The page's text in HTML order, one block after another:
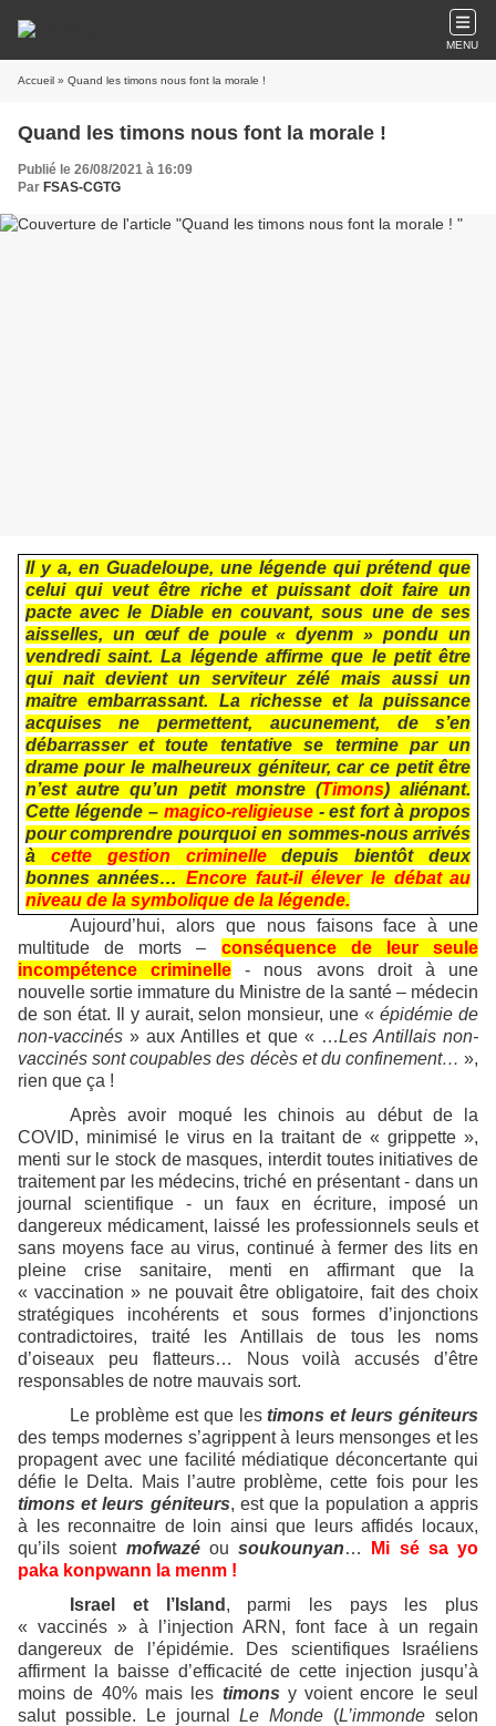
MENU
Accueil » Quand les timons nous font la morale !
Quand les timons nous font la morale !
Publié le 26/08/2021 à 16:09
Par FSAS-CGTG
Il y a, en Guadeloupe, une légende qui prétend que
celui qui veut être riche et puissant doit faire un
pacte avec le Diable en couvant, sous une de ses
aisselles, un œuf de poule « dyenm » pondu un
vendredi saint. La légende affirme que le petit être
qui nait devient un serviteur zélé mais aussi un
maitre embarrassant. La richesse et la puissance
acquises ne permettent, aucunement, de s’en
débarrasser et toute tentative se termine par un
drame pour le malheureux géniteur, car ce petit être
n’est autre qu’un petit monstre (Timons) aliénant.
Cette légende – magico-religieuse- est fort à propos
pour comprendre pourquoi en sommes-nous arrivés
à cette gestion criminelledepuis bientôt deux
bonnes années…Encore faut-il élever le débat au
niveau de la symbolique de la légende.
Aujourd’hui, alors que nous faisons face à une
multitude de morts – conséquence de
leur seule
incompétence criminelle - nous avons droit à une
nouvelle sortie immature du Ministre de la santé – médecin
de son état. Il y aurait, selon monsieur, une «épidémie de
non-vaccinés » aux Antilles et que « …Les Antillais non-
vaccinés sont coupables des décès et du confinement… »,
rien que ça !
Après avoir moqué les chinois au début de la
COVID, minimisé le virus en la traitant de « grippette »,
menti sur le stock de masques, interdit toutes initiatives de
traitement par les médecins, triché en présentant - dans un
journal scientifique - un faux en écriture, imposé un
dangereux médicament, laissé les professionnels seuls et
sans moyens face au virus, continué à fermer des lits en
pleine crise sanitaire, menti en affirmant que la
« vaccination » ne pouvait être obligatoire, fait des choix
stratégiques incohérents et sous formes d’injonctions
contradictoires, traité les Antillais de tous les noms
d’oiseaux peu flatteurs… Nous voilà accusés d’être
responsables de notre mauvais sort.
Le problème est que lestimons et leurs géniteurs
des temps modernes s’agrippent à leurs mensonges et les
propagent avec une facilité médiatique déconcertante qui
défie le Delta. Mais l’autre problème, cette fois pour les
timons et leurs géniteurs, est que la population a appris
à les reconnaitre de loin ainsi que leurs affidés locaux,
qu’ils soient mofwazé ou soukounyan…
Mi sé sa yo
paka konpwann la menm !
Israel et l’Island , parmi les pays les plus
« vaccinés » à l’injection ARN, font face à un regain
dangereux de l’épidémie. Des scientifiques Israéliens
affirment la baisse d’efficacité de cette injection jusqu’à
moins de 40% mais les timons y voient encore le seul
salut possible. Le journalLe Monde (L’immonde selon